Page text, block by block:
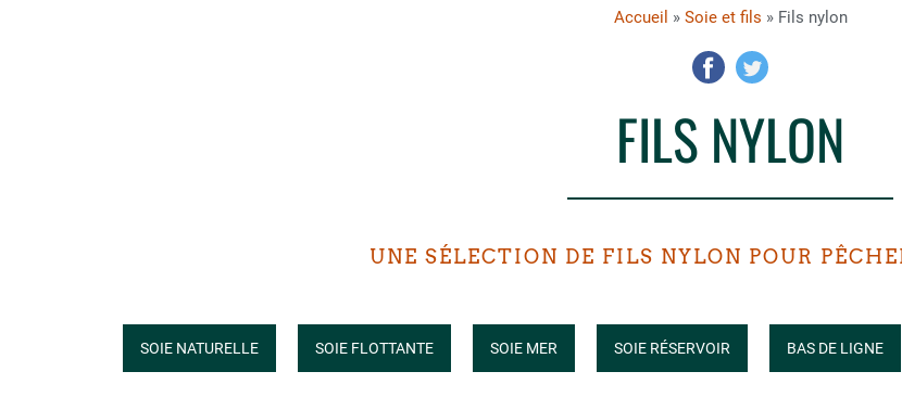
Accueil » Soie et fils » Fils nylon
FILS NYLON
UNE SÉLECTION DE FILS NYLON POUR
SOIE NATURELLE SOIE FLOTTANTE SOIE MER SOIE RÉSERVOIR BAS DE LIGNE